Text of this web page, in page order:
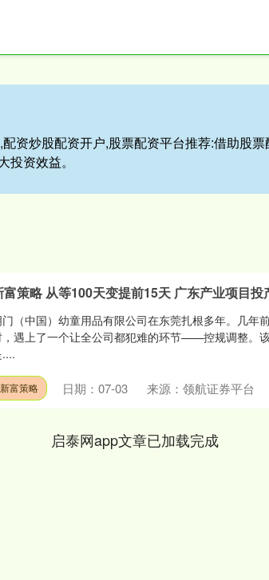
资炒股配资开户,股票配资平台推荐:借助股
资效益。
富策略 从等100天变提前15天 广东产业项目投
门（中国）幼童用品有限公司在东莞扎根多年。几年
，遇上了一个让全公司都犯难的环节——控规调整。
新富策略 日期：07-03 来源：领航证券平台
启泰网app文章已加载完成